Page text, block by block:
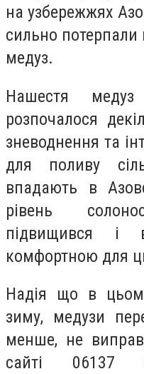
на узбережжях
сильно потерпали
медуз.
Нашестя
розпочалося
зневоднення та
для поливу
впадають в
рівень
підвищився і
комфортною для
Надія що в
зиму, медузи
менше, не
сайті 06137